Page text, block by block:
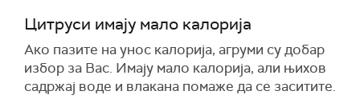
Цитруси имају мало калорија
Ако пазите на унос калорија, агруми су добар
избор за Вас. Имају мало калорија, али њихов
садржај воде и влакана помаже да се заситите.